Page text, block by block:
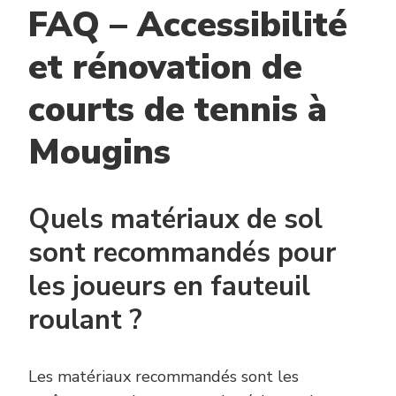
FAQ – Accessibilité
et rénovation de
courts de tennis à
Mougins
Quels matériaux de sol
sont recommandés pour
les joueurs en fauteuil
roulant ?
Les matériaux recommandés sont les